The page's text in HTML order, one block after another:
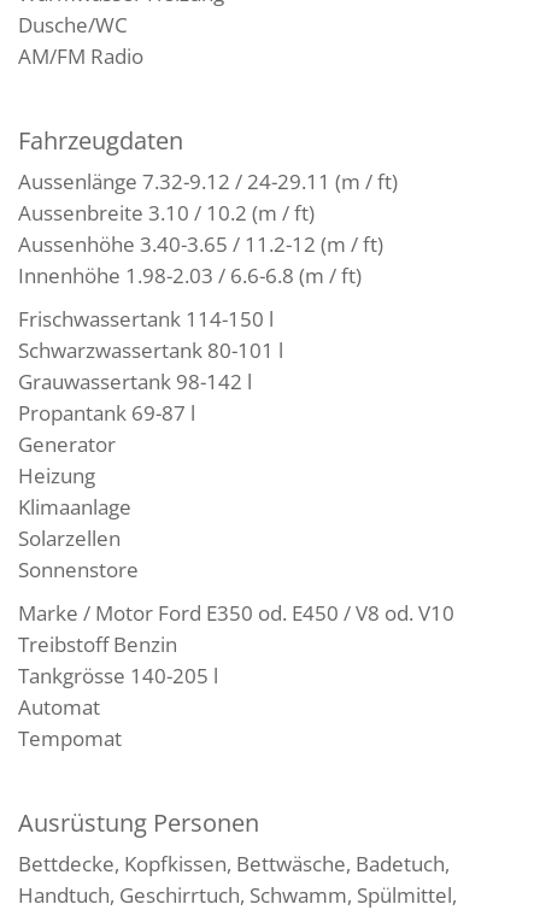
Dusche/WC
AM/FM Radio
Fahrzeugdaten
Aussenlänge 7.32-9.12 / 24-29.11 (m / ft)
Aussenbreite 3.10 / 10.2 (m / ft)
Aussenhöhe 3.40-3.65 / 11.2-12 (m / ft)
Innenhöhe 1.98-2.03 / 6.6-6.8 (m / ft)
Frischwassertank 114-150 l
Schwarzwassertank 80-101 l
Grauwassertank 98-142 l
Propantank 69-87 l
Generator
Heizung
Klimaanlage
Solarzellen
Sonnenstore
Marke / Motor Ford E350 od. E450 / V8 od. V10
Treibstoff Benzin
Tankgrösse 140-205 l
Automat
Tempomat
Ausrüstung Personen
Bettdecke, Kopfkissen, Bettwäsche, Badetuch,
Handtuch, Geschirrtuch, Schwamm, Spülmittel,